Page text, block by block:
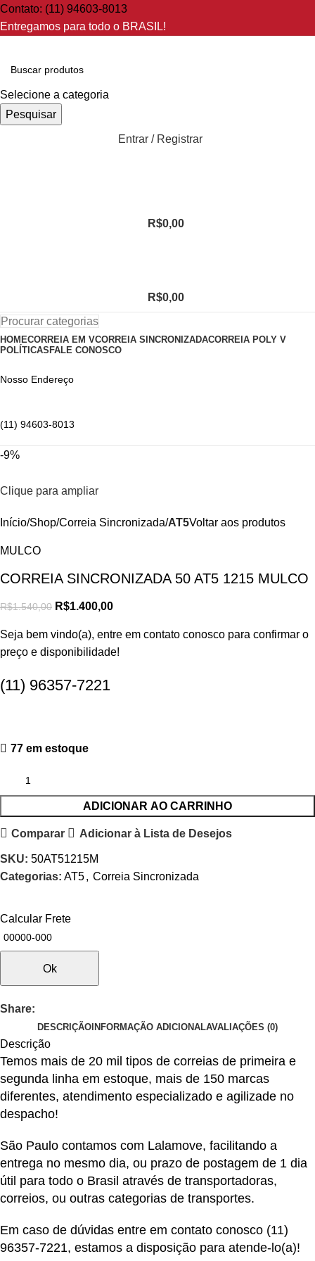
Contato: (11) 94603-8013
Entregamos para todo o BRASIL!
Selecione a categoria
Pesquisar
Entrar / Registrar
R$0,00
R$0,00
Procurar categorias
HOMECORREIA EM VCORREIA SINCRONIZADACORREIA POLY V
POLÍTICAS FALE CONOSCO
Nosso Endereço
(11) 94603-8013
-9%
Clique para ampliar
Início Shop Correia Sincronizada AT5Voltar aos produtos
MULCO
CORREIA SINCRONIZADA 50 AT5 1215 MULCO
R$1.540,00 R$1.400,00
Seja bem vindo(a), entre em contato conosco para confirmar o
preço e disponibilidade!
(11) 96357-7221
77 em estoque
ADICIONAR AO CARRINHO
Comparar Adicionar à Lista de Desejos
SKU: 50AT51215M
Categorias: AT5, Correia Sincronizada
Calcular Frete
Ok
Share:
DESCRIÇÃO INFORMAÇÃO ADICIONALAVALIAÇÕES (0)
Descrição
Temos mais de 20 mil tipos de correias de primeira e
segunda linha em estoque, mais de 150 marcas
diferentes, atendimento especializado e agilizade no
despacho!
São Paulo contamos com Lalamove, facilitando a
entrega no mesmo dia, ou prazo de postagem de 1 dia
útil para todo o Brasil através de transportadoras,
correios, ou outras categorias de transportes.
Em caso de dúvidas entre em contato conosco (11)
96357-7221, estamos a disposição para atende-lo(a)!